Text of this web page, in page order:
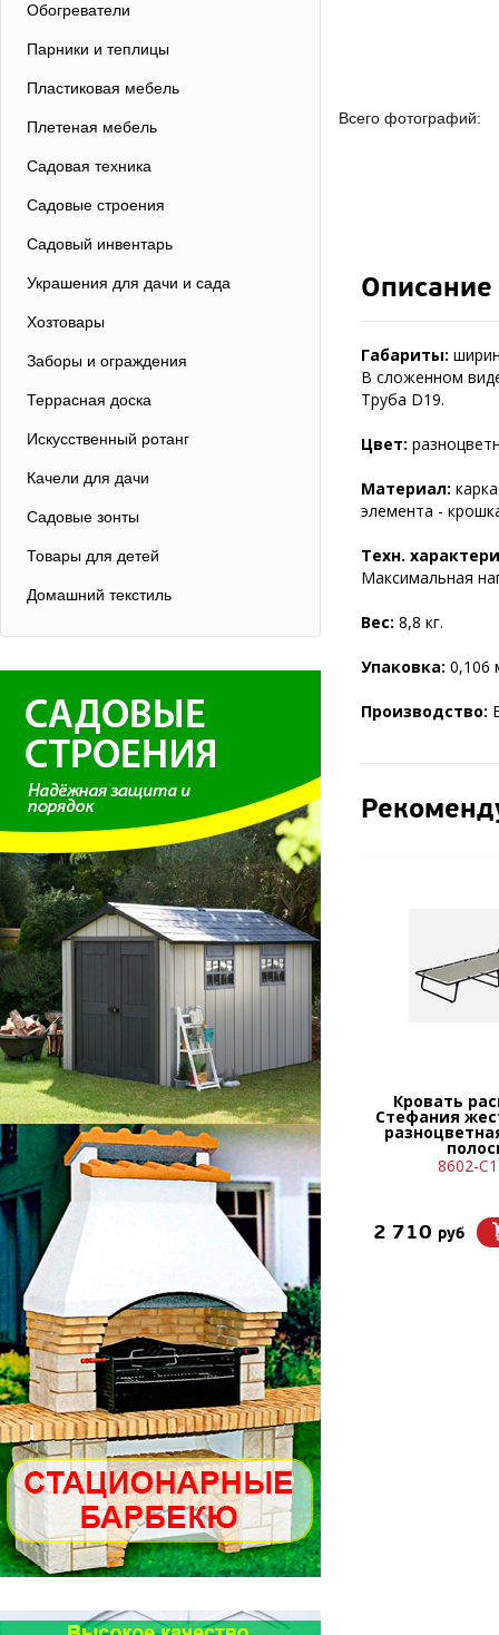
Обогреватели
Парники и теплицы
Пластиковая мебель
Плетеная мебель
Садовая техника
Садовые строения
Садовый инвентарь
Украшения для дачи и сада
Хозтовары
Заборы и ограждения
Террасная доска
Искусственный ротанг
Качели для дачи
Садовые зонты
Товары для детей
Домашний текстиль
Всего фотографий:
Описание
Габариты:
В сложенном
Труба D19.
Цвет:
Материал:
элемента -
Техн.
Максимальная
Вес: 8,8 кг.
Упаковка: 0,106
Производство:
Кровать
Стефания
8602-
2 710 руб